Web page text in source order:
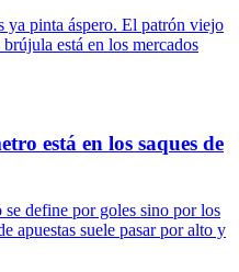
ya pinta áspero. El patrón viejo
está en los mercados
está en los saques de
define por goles sino por los
apuestas suele pasar por alto y